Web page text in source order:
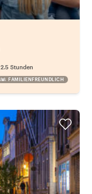
2.5 Stunden
FAMILIENFREUNDLICH